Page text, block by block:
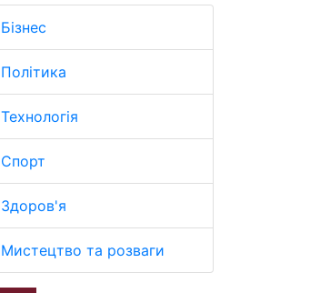
Бізнес
Політика
Технологія
Спорт
Здоров'я
Мистецтво та розваги